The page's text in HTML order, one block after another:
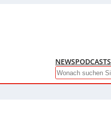
NEWSPODCASTS
Search